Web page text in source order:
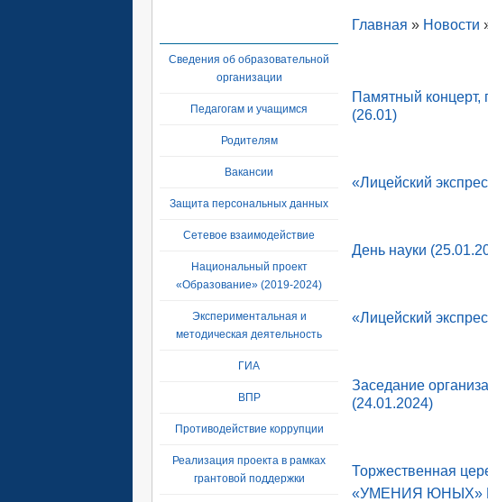
Сведения об образовательной
организации
Педагогам и учащимся
Родителям
Вакансии
Защита персональных данных
Сетевое взаимодействие
Национальный проект
«Образование» (2019-2024)
Экспериментальная и
методическая деятельность
ГИА
ВПР
Противодействие коррупции
Реализация проекта в рамках
грантовой поддержки
Главная » Новости
Памятный
(26.01)
«Лицейский
День науки
«Лицейский
Заседание
(24.01.2024)
Торжественная
«УМЕНИЯ ЮНЫХ»